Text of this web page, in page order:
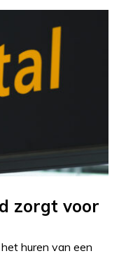
zorgt voor
huren van een